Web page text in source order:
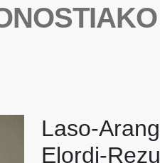
Laso-
Elordi-